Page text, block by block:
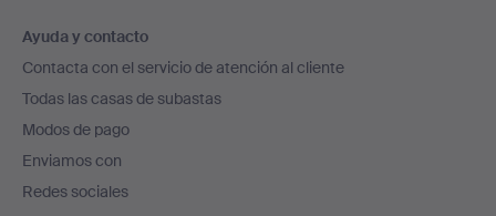
en
el
pie
de
página
Ayuda y contacto
Contacta con el servicio de atención al cliente
Todas las casas de subastas
Modos de pago
Enviamos con
Redes sociales